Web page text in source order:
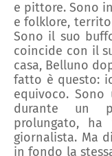
e pittore. Sono
e folklore,
Sono il suo buff
coincide con il
casa, Belluno
fatto è questo:
equivoco.
durante un
prolungato,
giornalista. Ma
in fondo la